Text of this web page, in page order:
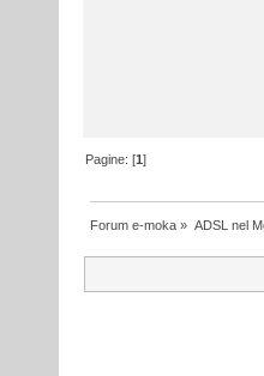
Pagine: [1]
Forum e-moka » ADSL nel